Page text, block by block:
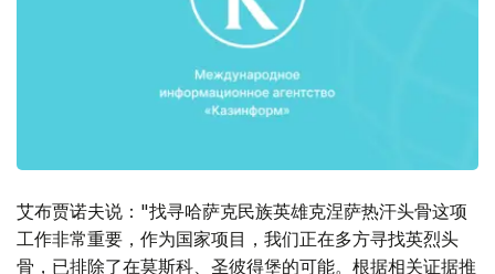
艾布贾诺夫说："找寻哈萨克民族英雄克涅萨热汗头骨这项
工作非常重要，作为国家项目，我们正在多方寻找英烈头
骨，已排除了在莫斯科、圣彼得堡的可能。根据相关证据推